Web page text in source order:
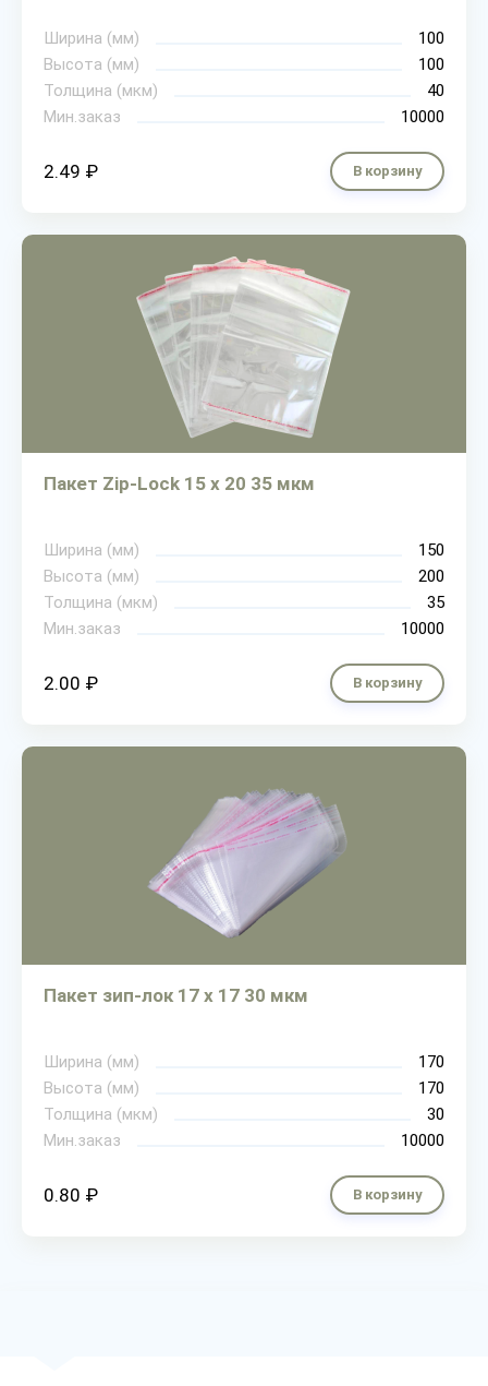
Ширина (мм)
100
Высота (мм)
100
Толщина (мкм)
40
Мин.заказ
10000
2.49 ₽ В корзину
Пакет Zip-Lock 15 х 20 35 мкм
Ширина (мм)
150
Высота (мм)
200
Толщина (мкм)
35
Мин.заказ
10000
2.00 ₽ В корзину
Пакет зип-лок 17 х 17 30 мкм
Ширина (мм)
170
Высота (мм)
170
Толщина (мкм)
30
Мин.заказ
10000
0.80 ₽ В корзину